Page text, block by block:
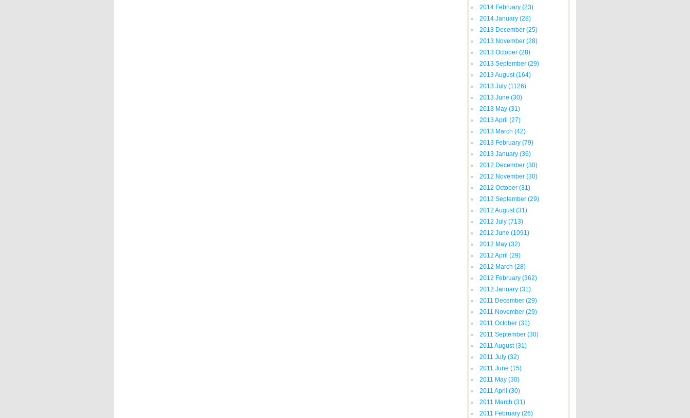
2014 February (23)
2014 January (28)
2013 December (25)
2013 November (28)
2013 October (28)
2013 September (29)
2013 August(164)
2013 July (1126)
2013 June (30)
2013 May (31)
2013 April (27)
2013 March (42)
2013 February (79)
2013 January (36)
2012 December (30)
2012 November (30)
2012 October (31)
2012 September (29)
2012 August(31)
2012 July (713)
2012 June (1091)
2012 May (32)
2012 April (29)
2012 March (28)
2012 February (362)
2012 January (31)
2011 December (29)
2011 November (29)
2011 October (31)
2011 September (30)
2011 August(31)
2011 July (32)
2011 June (15)
2011 May (30)
2011 April (30)
2011 March (31)
2011 February (26)